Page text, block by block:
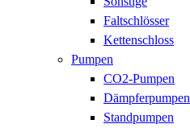
Faltschlösser
Kettenschloss
Pumpen
CO2-Pumpen
Dämpferpumpen
Standpumpen